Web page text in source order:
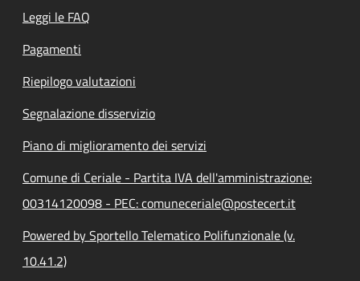
Leggi le FAQ
Pagamenti
Riepilogo valutazioni
Segnalazione disservizio
Piano di miglioramento dei servizi
Comune di Ceriale - Partita IVA dell'amministrazione:
00314120098 - PEC: comuneceriale@postecert.it
Powered by Sportello Telematico Polifunzionale (v.
10.41.2)